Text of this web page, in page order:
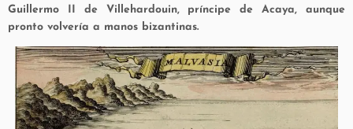
Guillermo II de Villehardouin, príncipe de Acaya, aunque
pronto volvería a manos bizantinas.